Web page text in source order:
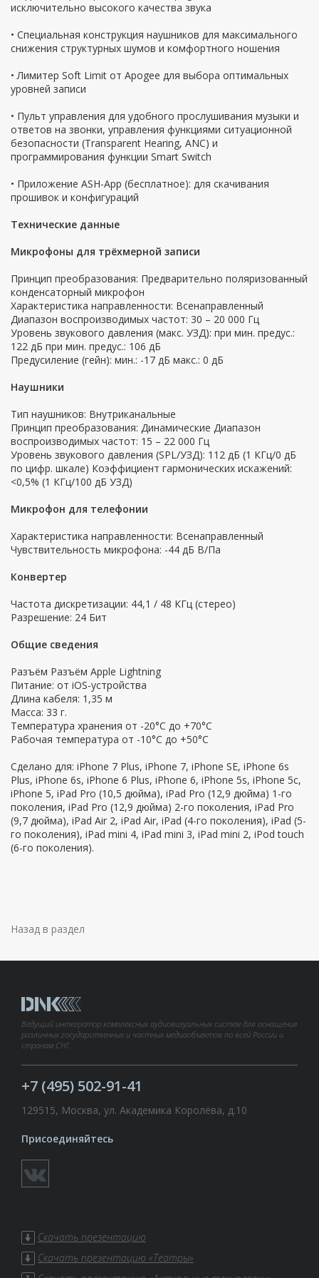
исключительно высокого качества звука
• Специальная конструкция наушников для максимального
снижения структурных шумов и комфортного ношения
• Лимитер Soft Limit от Apogee для выбора оптимальных
уровней записи
• Пульт управления для удобного прослушивания музыки и
ответов на звонки, управления функциями ситуационной
безопасности (Transparent Hearing, ANC) и
программирования функции Smart Switch
• Приложение ASH-App (бесплатное): для скачивания
прошивок и конфигураций
Технические данные
Микрофоны для трёхмерной записи
Принцип преобразования: Предварительно поляризованный
конденсаторный микрофон
Характеристика направленности: Всенаправленный
Диапазон воспроизводимых частот: 30 – 20 000 Гц
Уровень звукового давления (макс. УЗД): при мин. предус.:
122 дБ при мин. предус.: 106 дБ
Предусиление (гейн): мин.: -17 дБ макс.: 0 дБ
Наушники
Тип наушников: Внутриканальные
Принцип преобразования: Динамические Диапазон
воспроизводимых частот: 15 – 22 000 Гц
Уровень звукового давления (SPL/УЗД): 112 дБ (1 КГц/0 дБ
по цифр. шкале) Коэффициент гармонических искажений:
<0,5% (1 КГц/100 дБ УЗД)
Микрофон для телефонии
Характеристика направленности: Всенаправленный
Чувствительность микрофона: -44 дБ В/Па
Конвертер
Частота дискретизации: 44,1 / 48 КГц (стерео)
Разрешение: 24 Бит
Общие сведения
Разъём Разъём Apple Lightning
Питание: от iOS-устройства
Длина кабеля: 1,35 м
Масса: 33 г.
Температура хранения от -20°C до +70°C
Рабочая температура от -10°C до +50°C
Сделано для: iPhone 7 Plus, iPhone 7, iPhone SE, iPhone 6s
Plus, iPhone 6s, iPhone 6 Plus, iPhone 6, iPhone 5s, iPhone 5c,
iPhone 5, iPad Pro (10,5 дюйма), iPad Pro (12,9 дюйма) 1-го
поколения, iPad Pro (12,9 дюйма) 2-го поколения, iPad Pro
(9,7 дюйма), iPad Air 2, iPad Air, iPad (4-го поколения), iPad (5-
го поколения), iPad mini 4, iPad mini 3, iPad mini 2, iPod touch
(6-го поколения).
Назад в раздел
Ведущий интегратор комплексных аудиовизуальных систем для оснащения
различных государственных и частных медиаобъектов по всей России и
странам СНГ.
+7 (495) 502-91-41
129515, Москва, ул. Академика Королёва, д.10
Присоединяйтесь
Скачать презентацию
Скачать презентацию «Театры»